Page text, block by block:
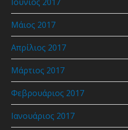
Μάιος 2017
Απρίλιος 2017
Μάρτιος 2017
Φεβρουάριος 2017
Ιανουάριος 2017